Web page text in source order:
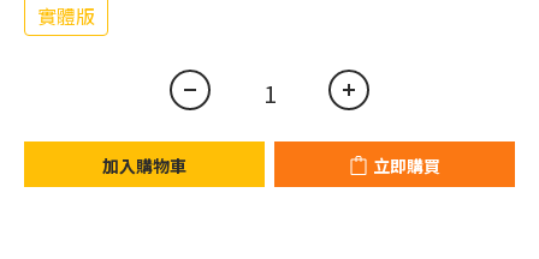
實體版
加入購物車 立即購買